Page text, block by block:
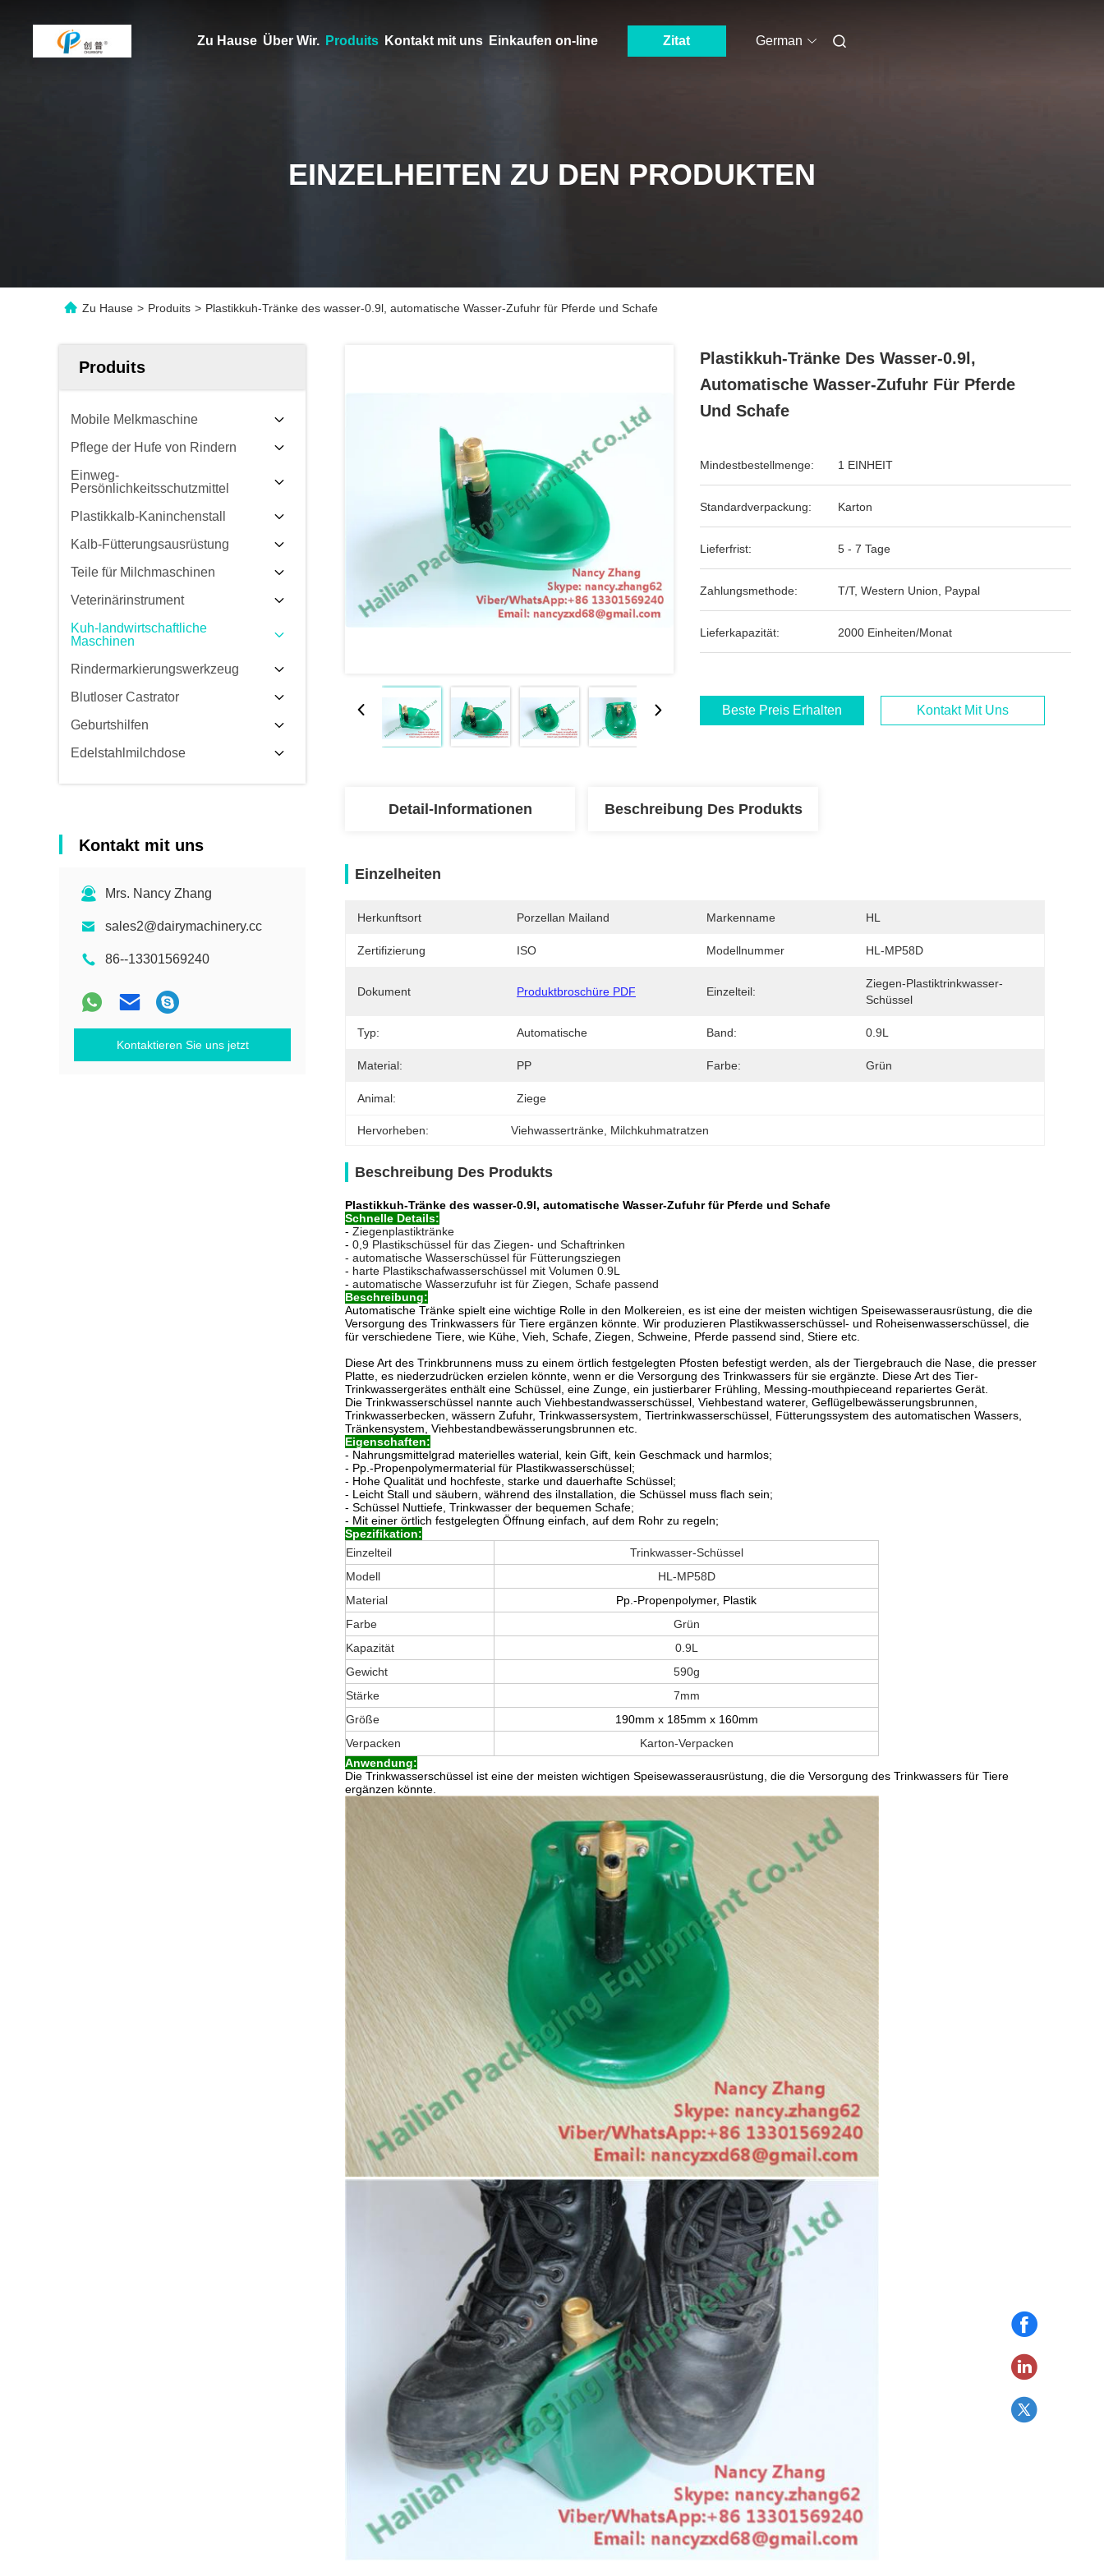
Zu Hause Über Wir. Produits Kontakt mit uns Einkaufen on-line Zitat German
EINZELHEITEN ZU DEN PRODUKTEN
Zu Hause > Produits > Plastikkuh-Tränke des wasser-0.9l, automatische Wasser-Zufuhr für Pferde und Schafe
Produits
Mobile Melkmaschine
Pflege der Hufe von Rindern
Einweg-
Persönlichkeitsschutzmittel
Plastikkalb-Kaninchenstall
Kalb-Fütterungsausrüstung
Teile für Milchmaschinen
Veterinärinstrument
Kuh-landwirtschaftliche
Maschinen
Rindermarkierungswerkzeug
Blutloser Castrator
Geburtshilfen
Edelstahlmilchdose
Kontakt mit uns
Mrs. Nancy Zhang
sales2@dairymachinery.cc
86--13301569240
Kontaktieren Sie uns jetzt
Plastikkuh-Tränke Des Wasser-0.9l,
Automatische Wasser-Zufuhr Für Pferde
Und Schafe
Mindestbestellmenge: 1 EINHEIT
Standardverpackung: Karton
Lieferfrist: 5 - 7 Tage
Zahlungsmethode: T/T, Western Union, Paypal
Lieferkapazität: 2000 Einheiten/Monat
Beste Preis Erhalten Kontakt Mit Uns
Detail-Informationen Beschreibung Des Produkts
Einzelheiten
Herkunftsort Porzellan Mailand Markenname HL
Zertifizierung ISO Modellnummer HL-MP58D
Dokument Produktbroschüre PDF Einzelteil:
Ziegen-Plastiktrinkwasser-
Schüssel
Typ: Automatische Band: 0.9L
Material: PP Farbe: Grün
Animal: Ziege
Hervorheben: Viehwassertränke Milchkuhmatratzen
Beschreibung Des Produkts
Plastikkuh-Tränke des wasser-0.9l, automatische Wasser-Zufuhr für Pferde und Schafe
Schnelle Details:
- Ziegenplastiktränke
- 0,9 Plastikschüssel für das Ziegen- und Schaftrinken
- automatische Wasserschüssel für Fütterungsziegen
- harte Plastikschafwasserschüssel mit Volumen 0.9L
- automatische Wasserzufuhr ist für Ziegen, Schafe passend
Beschreibung:
Automatische Tränke spielt eine wichtige Rolle in den Molkereien, es ist eine der meisten wichtigen Speisewasserausrüstung, die die
Versorgung des Trinkwassers für Tiere ergänzen könnte. Wir produzieren Plastikwasserschüssel- und Roheisenwasserschüssel, die
für verschiedene Tiere, wie Kühe, Vieh, Schafe, Ziegen, Schweine, Pferde passend sind, Stiere etc.
Diese Art des Trinkbrunnens muss zu einem örtlich festgelegten Pfosten befestigt werden, als der Tiergebrauch die Nase, die presser
Platte, es niederzudrücken erzielen könnte, wenn er die Versorgung des Trinkwassers für sie ergänzte. Diese Art des Tier-
Trinkwassergerätes enthält eine Schüssel, eine Zunge, ein justierbarer Frühling, Messing-mouthpieceand repariertes Gerät.
Die Trinkwasserschüssel nannte auch Viehbestandwasserschüssel, Viehbestand waterer, Geflügelbewässerungsbrunnen,
Trinkwasserbecken, wässern Zufuhr, Trinkwassersystem, Tiertrinkwasserschüssel, Fütterungssystem des automatischen Wassers,
Tränkensystem, Viehbestandbewässerungsbrunnen etc.
Eigenschaften:
- Nahrungsmittelgrad materielles waterial, kein Gift, kein Geschmack und harmlos;
- Pp.-Propenpolymermaterial für Plastikwasserschüssel;
- Hohe Qualität und hochfeste, starke und dauerhafte Schüssel;
- Leicht Stall und säubern, während des iInstallation, die Schüssel muss flach sein;
- Schüssel Nuttiefe, Trinkwasser der bequemen Schafe;
- Mit einer örtlich festgelegten Öffnung einfach, auf dem Rohr zu regeln;
Spezifikation:
Einzelteil
Trinkwasser-Schüssel
Modell
HL-MP58D
Material
Pp.-Propenpolymer, Plastik
Farbe
Grün
Kapazität
0.9L
Gewicht
590g
Stärke
7mm
Größe
190mm x 185mm x 160mm
Verpacken
Karton-Verpacken
Anwendung:
Die Trinkwasserschüssel ist eine der meisten wichtigen Speisewasserausrüstung, die die Versorgung des Trinkwassers für Tiere
ergänzen könnte.